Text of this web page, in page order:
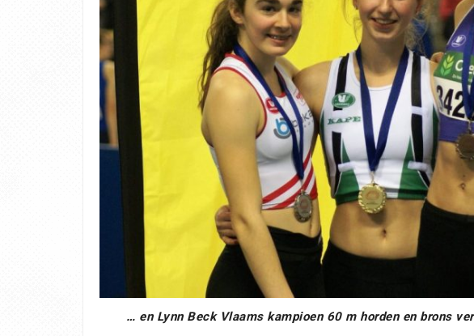
… en Lynn Beck Vlaams kampioen 60 m horden en brons